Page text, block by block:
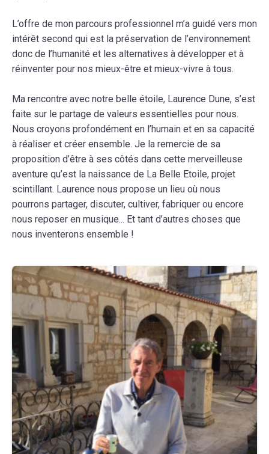
L’offre de mon parcours professionnel m’a guidé vers mon
intérêt second qui est la préservation de l’environnement
donc de l’humanité et les alternatives à développer et à
réinventer pour nos mieux-être et mieux-vivre à tous.
Ma rencontre avec notre belle étoile, Laurence Dune, s’est
faite sur le partage de valeurs essentielles pour nous.
Nous croyons profondément en l’humain et en sa capacité
à réaliser et créer ensemble. Je la remercie de sa
proposition d’être à ses côtés dans cette merveilleuse
aventure qu’est la naissance de La Belle Etoile, projet
scintillant. Laurence nous propose un lieu où nous
pourrons partager, discuter, cultiver, fabriquer ou encore
nous reposer en musique... Et tant d’autres choses que
nous inventerons ensemble !